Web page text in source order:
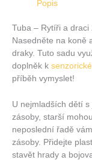
Popis
Tuba – Rytíři a draci
Nasedněte na koně
draky. Tuto sadu
doplněk k
příběh vymyslet!
U nejmladších dětí
zásoby, starší
neposlední řadě
zásoby. Přidejte
stavět hrady a